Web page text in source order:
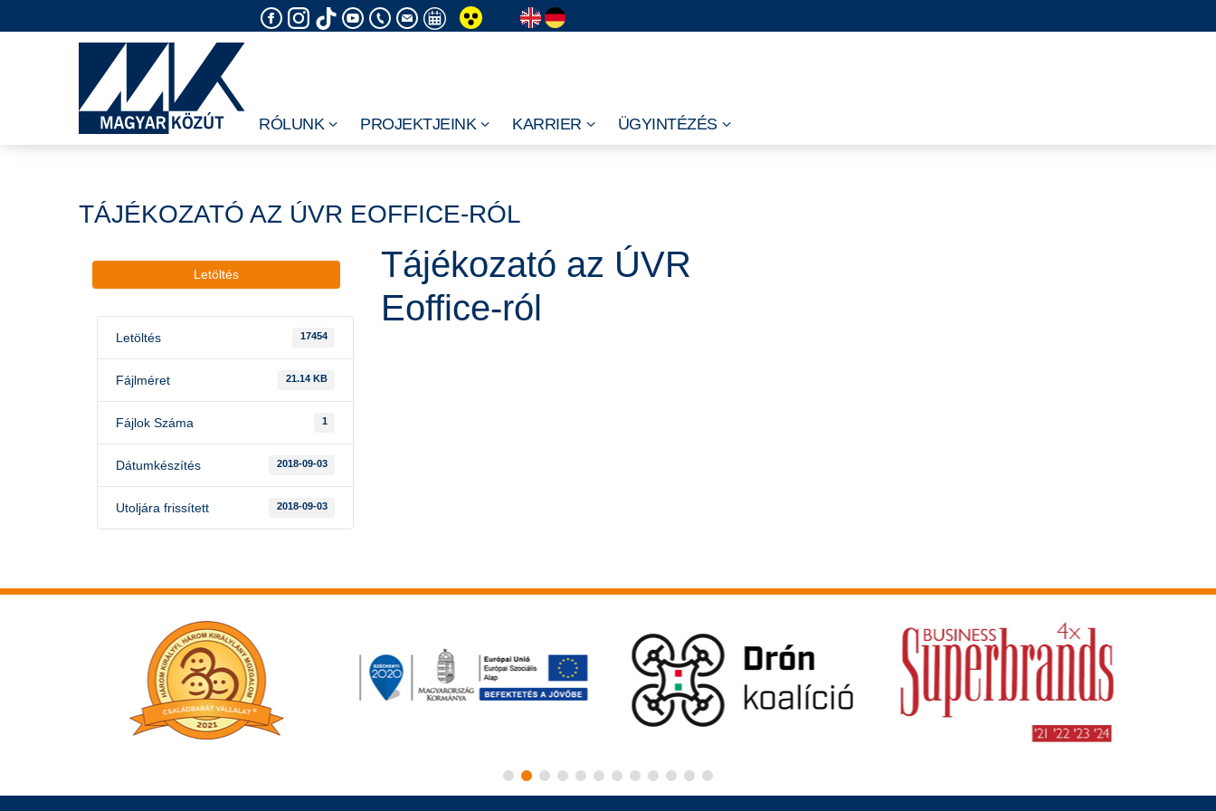
to
RÓLUNK PROJEKTJEINK KARRIER ÜGYINTÉZÉS
TÁJÉKOZATÓ AZ ÚVR EOFFICE-RÓL
Letöltés
Letöltés 17454
Fájlméret 21.14 KB
Fájlok Száma 1
Dátumkészítés 2018-09-03
Utoljára frissített 2018-09-03
Tájékozató az ÚVR
Eoffice-ról